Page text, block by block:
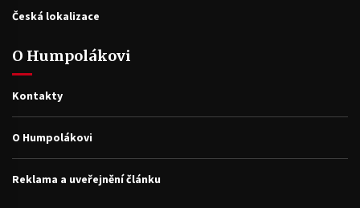
Česká lokalizace
O Humpolákovi
Kontakty
O Humpolákovi
Reklama a uveřejnění článku